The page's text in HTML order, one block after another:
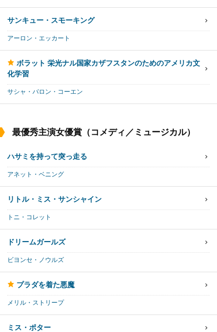
サンキュー・スモーキング
アーロン・エッカート
ボラット 栄光ナル国家カザフスタンのためのアメリカ文
化学習
サシャ・バロン・コーエン
最優秀主演女優賞（コメディ／ミュージカル）
ハサミを持って突っ走る
アネット・ベニング
リトル・ミス・サンシャイン
トニ・コレット
ドリームガールズ
ビヨンセ・ノウルズ
プラダを着た悪魔
メリル・ストリープ
ミス・ポター